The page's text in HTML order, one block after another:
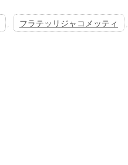
フラテッリジャコメッティ